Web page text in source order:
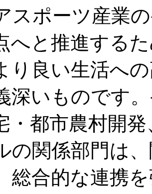
スポーツ産業
へと推進する
り良い生活へ
深いものです
・都市農村開
の関係部門は
総合的な連携